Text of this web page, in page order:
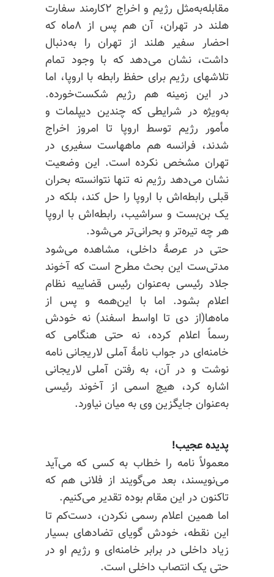
مقابله‌به‌مثل رژیم و اخراج ۲کارمند سفارت
هلند در تهران، آن هم پس از ۸ماه که
احضار سفیر هلند از تهران را به‌دنبال
داشت، نشان می‌دهد که با وجود تمام
تلاشهای رژیم برای حفظ رابطه با اروپا، اما
در این زمینه هم رژیم شکست‌خورده.
به‌ویژه در شرایطی که چندین دیپلمات و
مأمور رژیم توسط اروپا تا امروز اخراج
شدند، فرانسه هم ماههاست سفیری در
تهران مشخص نکرده است. این وضعیت
نشان می‌دهد رژیم نه تنها نتوانسته بحران
قبلی رابطه‌اش با اروپا را حل کند، بلکه در
یک بن‌بست و سراشیب، رابطه‌اش با اروپا
هر چه تیره‌تر و بحرانی‌تر می‌شود.
حتی در عرصهٔ داخلی، مشاهده می‌شود
مدتی‌ست این بحث مطرح است که آخوند
جلاد رئیسی به‌عنوان رئیس قضاییه نظام
اعلام بشود. اما با این‌همه و پس از
ماه‌ها(از دی تا اواسط اسفند) نه خودش
رسماً اعلام کرده، نه حتی هنگامی که
خامنه‌ای در جواب نامهٔ آملی لاریجانی نامه
نوشت و در آن، به رفتن آملی لاریجانی
اشاره کرد، هیچ اسمی از آخوند رئیسی
به‌عنوان جایگزین وی به میان نیاورد.
پدیده عجیب!
معمولاً نامه را خطاب به کسی که می‌آید
می‌نویسند، بعد می‌گویند از فلانی هم که
تاکنون در این مقام بوده تقدیر می‌کنیم.
اما همین اعلام رسمی نکردن، دست‌کم تا
این نقطه، خودش گویای تضادهای بسیار
زیاد داخلی در برابر خامنه‌ای و رژیم او در
حتی یک انتصاب داخلی است.